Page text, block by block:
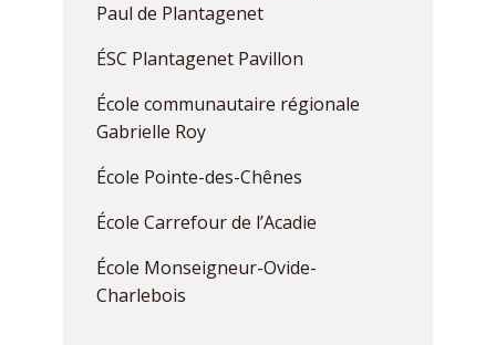
Paul de Plantagenet
ÉSC Plantagenet Pavillon
École communautaire régionale
Gabrielle Roy
École Pointe-des-Chênes
École Carrefour de l’Acadie
École Monseigneur-Ovide-
Charlebois